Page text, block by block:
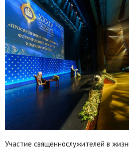
Участие священнослужителей в